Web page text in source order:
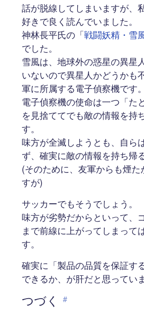
話が脱線してしまいますが、
好きで良く読んでいました。
神林長平氏の「戦闘妖精・雪
でした。
雪風は、地球外の惑星の異星
いないので異星人かどうかも
軍に所属する電子偵察機です。
電子偵察機の使命は一つ「た
を見捨ててでも敵の情報を持
す。
味方が全滅しようとも、自ら
ず、確実に敵の情報を持ち帰る
(そのために、友軍からも煙
すが)
サッカーでもそうでしょう。
味方が劣勢だからといって、
まで前線に上がってしまって
す。
確実に「製品の品質を保証す
できるか、が肝だと思っていま
つづく #